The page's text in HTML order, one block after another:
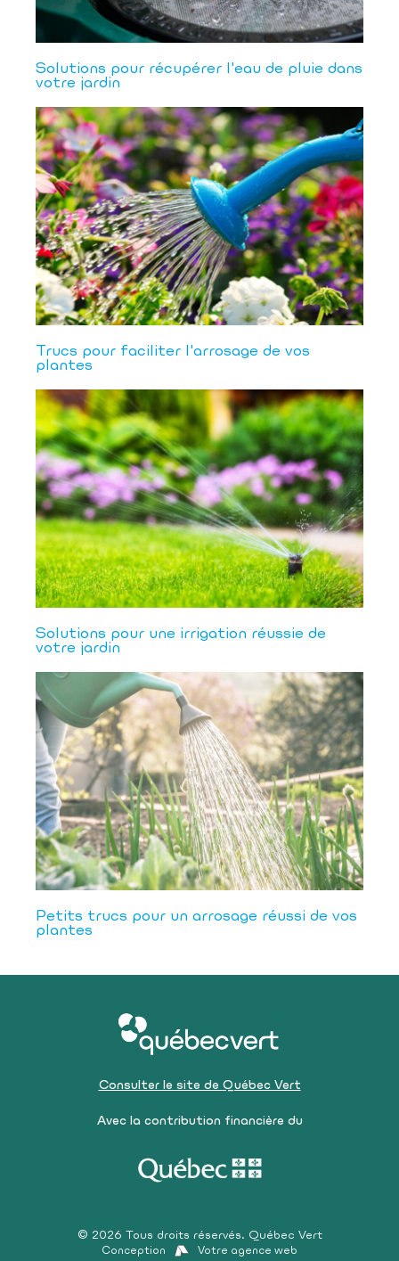
Solutions pour récupérer l'eau de pluie dans
votre jardin
Trucs pour faciliter l'arrosage de vos
plantes
Solutions pour une irrigation réussie de
votre jardin
Petits trucs pour un arrosage réussi de vos
plantes
Consulter le site de Québec Vert
Avec la contribution financière du
© 2026 Tous droits réservés. Québec Vert
Conception Votre agence web